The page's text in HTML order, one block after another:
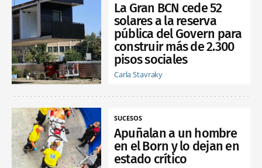
La Gran BCN cede 52
solares a la reserva
pública del Govern para
construir más de 2.300
pisos sociales
Carla Stavraky
SUCESOS
Apuñalan a un hombre
en el Born y lo dejan en
estado crítico